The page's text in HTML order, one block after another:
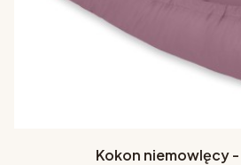
Kokon niemowlęcy